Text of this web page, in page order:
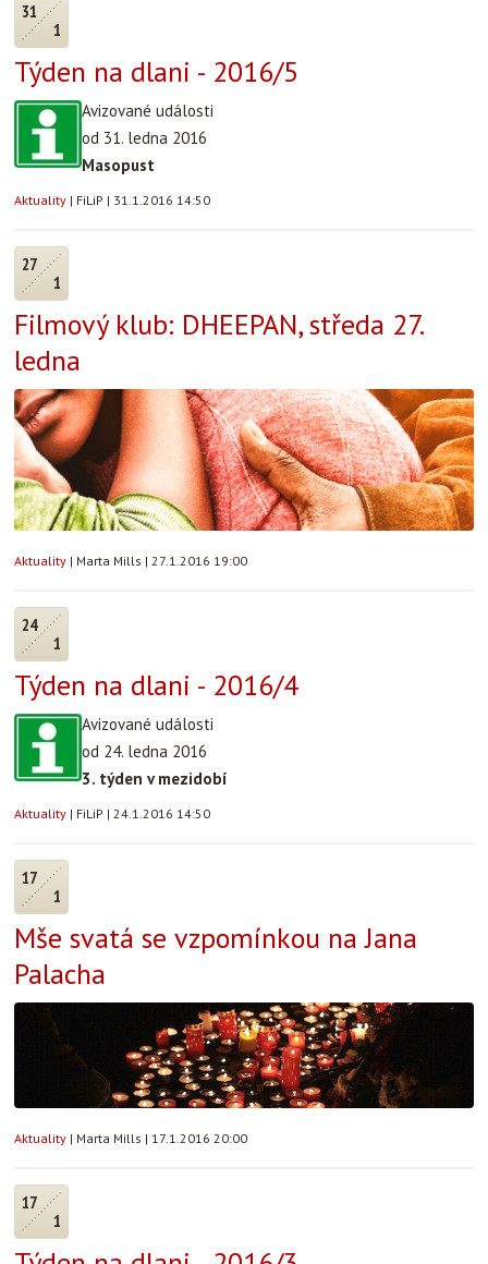
31
1
Týden na dlani - 2016/5
Avizované události
od 31. ledna 2016
Masopust
Aktuality | FiLiP | 31.1.2016 14:50
27
1
Filmový klub: DHEEPAN, středa 27.
ledna
Aktuality | Marta Mills | 27.1.2016 19:00
24
1
Týden na dlani - 2016/4
Avizované události
od 24. ledna 2016
3. týden v mezidobí
Aktuality | FiLiP | 24.1.2016 14:50
17
1
Mše svatá se vzpomínkou na Jana
Palacha
Aktuality | Marta Mills | 17.1.2016 20:00
17
1